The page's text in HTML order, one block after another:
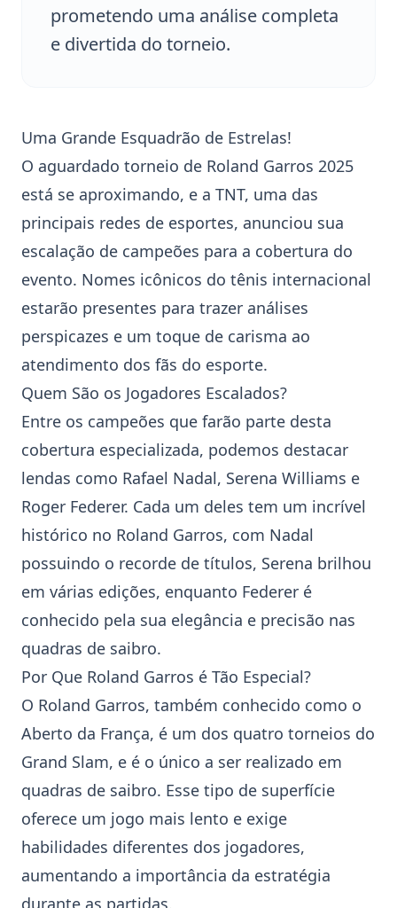
prometendo uma análise completa
e divertida do torneio.
Uma Grande Esquadrão de Estrelas!
O aguardado torneio de Roland Garros 2025
está se aproximando, e a TNT, uma das
principais redes de esportes, anunciou sua
escalação de campeões para a cobertura do
evento. Nomes icônicos do tênis internacional
estarão presentes para trazer análises
perspicazes e um toque de carisma ao
atendimento dos fãs do esporte.
Quem São os Jogadores Escalados?
Entre os campeões que farão parte desta
cobertura especializada, podemos destacar
lendas como Rafael Nadal, Serena Williams e
Roger Federer. Cada um deles tem um incrível
histórico no Roland Garros, com Nadal
possuindo o recorde de títulos, Serena brilhou
em várias edições, enquanto Federer é
conhecido pela sua elegância e precisão nas
quadras de saibro.
Por Que Roland Garros é Tão Especial?
O Roland Garros, também conhecido como o
Aberto da França, é um dos quatro torneios do
Grand Slam, e é o único a ser realizado em
quadras de saibro. Esse tipo de superfície
oferece um jogo mais lento e exige
habilidades diferentes dos jogadores,
aumentando a importância da estratégia
durante as partidas.